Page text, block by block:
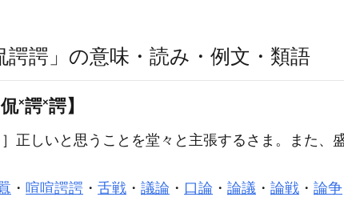
諤諤」の意味・読み・例文・類語
侃×諤×諤】
正しいと思うことを堂々と主張するさま。また、
・ 喧喧諤諤 ・ 舌戦 ・ 議論 ・ 口論 ・ 論議 ・ 論戦 ・ 論争